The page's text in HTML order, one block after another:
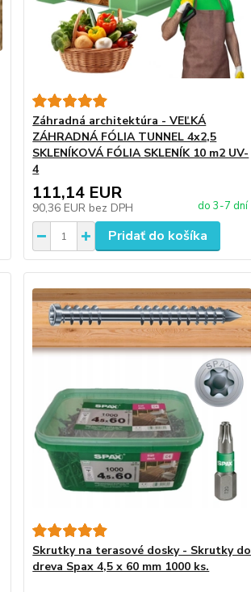
Záhradná architektúra - VEĽKÁ
ZÁHRADNÁ FÓLIA TUNNEL 4x2,5
SKLENÍKOVÁ FÓLIA SKLENÍK 10 m2 UV-
4
111,14 EUR
90,36 EUR bez DPH do 3-7 dní
Pridať do košíka
Skrutky na terasové dosky - Skrutky do
dreva Spax 4,5 x 60 mm 1000 ks.